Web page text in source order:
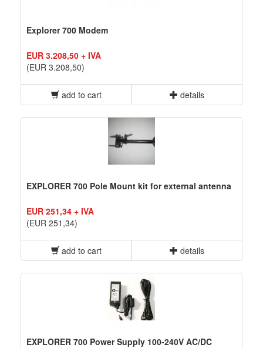
Explorer 700 Modem
EUR 3.208,50 + IVA
(EUR 3.208,50)
add to cart details
EXPLORER 700 Pole Mount kit for external antenna
EUR 251,34 + IVA
(EUR 251,34)
add to cart details
EXPLORER 700 Power Supply 100-240V AC/DC